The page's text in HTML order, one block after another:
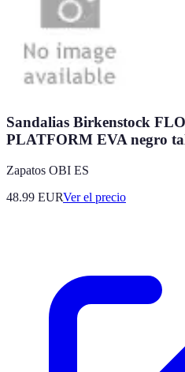
Sandalias Birkenstock
PLATFORM EVA negro
Zapatos OBI ES
48.99 EURVer el precio